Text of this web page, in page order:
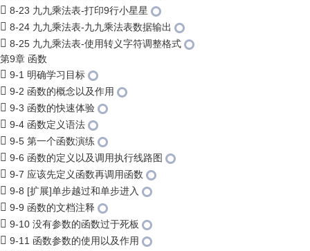
8-23 九九乘法表-打印9行小星星
8-24 九九乘法表-九九乘法表数据输出
8-25 九九乘法表-使用转义字符调整格式
第9章 函数
9-1 明确学习目标
9-2 函数的概念以及作用
9-3 函数的快速体验
9-4 函数定义语法
9-5 第一个函数演练
9-6 函数的定义以及调用执行线路图
9-7 应该先定义函数再调用函数
9-8 [扩展]单步越过和单步进入
9-9 函数的文档注释
9-10 没有参数的函数过于死板
9-11 函数参数的使用以及作用